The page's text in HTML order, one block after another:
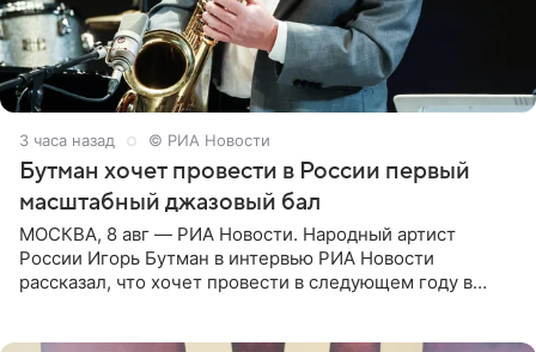
3 часа назад © РИА Новости
Бутман хочет провести в России первый
масштабный джазовый бал
МОСКВА, 8 авг — РИА Новости. Народный артист
России Игорь Бутман в интервью РИА Новости
рассказал, что хочет провести в следующем году в